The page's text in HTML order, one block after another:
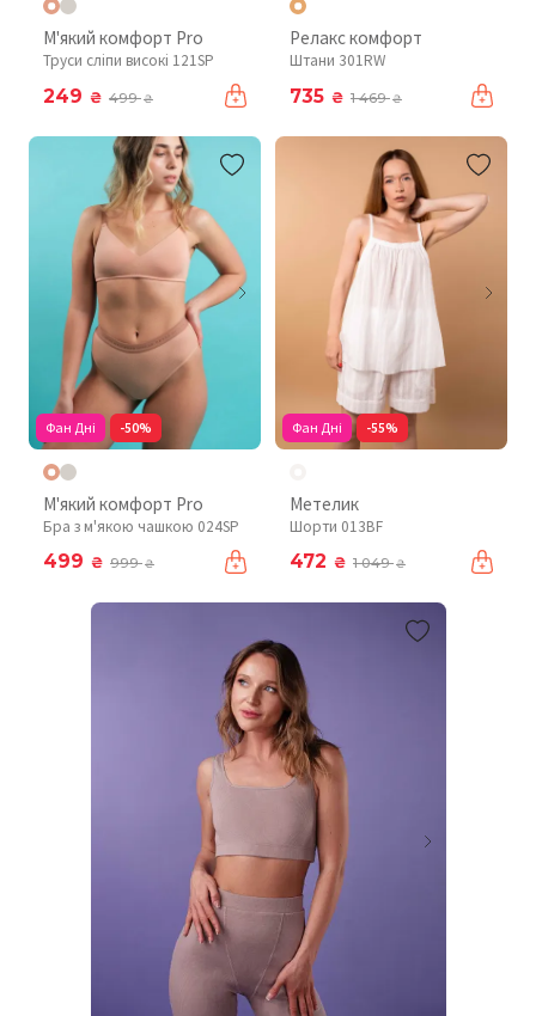
М'який комфорт Pro
Труси сліпи високі 121SP
249 ₴ 499₴
Релакс комфорт
Штани 301RW
735 ₴ 1 469₴
Фан Дні -50%
М'який комфорт Pro
Бра з м'якою чашкою 024SP
499 ₴ 999₴
Фан Дні -55%
Метелик
Шорти 013BF
472 ₴ 1 049₴